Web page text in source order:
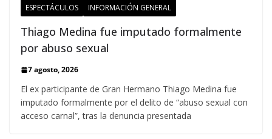
ESPECTÁCULOS INFORMACIÓN GENERAL
Thiago Medina fue imputado formalmente
por abuso sexual
7 agosto, 2026
El ex participante de Gran Hermano Thiago Medina fue
imputado formalmente por el delito de “abuso sexual con
acceso carnal”, tras la denuncia presentada